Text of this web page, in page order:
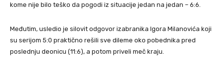
kome nije bilo teško da pogodi iz situacije jedan na jedan – 6:6.
Međutim, usledio je silovit odgovor izabranika Igora Milanovića koji
su serijom 5:0 praktično rešili sve dileme oko pobednika pred
poslednju deonicu (11:6), a potom priveli meč kraju.